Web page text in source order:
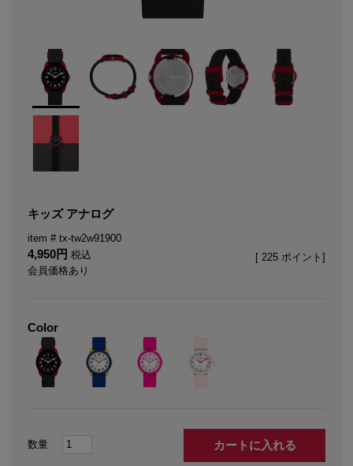
キッズ アナログ
tx-tw2w91900
4,950
税込
会員価格あり
[ 225 ポイント]
Color
カートに入れる